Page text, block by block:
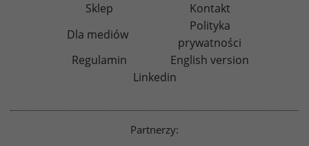
Sklep
Kontakt
Dla mediów
Polityka
prywatności
Regulamin
English version
Linkedin
Partnerzy: